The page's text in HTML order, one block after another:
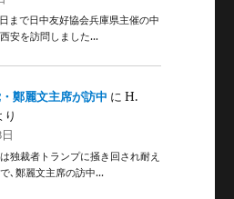
まで日中友好協会兵庫県主催の中
安を訪問しました…
鄭麗文主席が訪中 にH.
り
独裁者トランプに掻き回され耐え
､鄭麗文主席の訪中…